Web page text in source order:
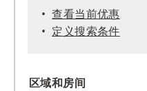
查看当前优惠
定义搜索条件
区域和房间